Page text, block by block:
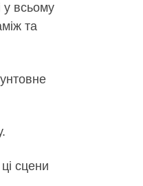
у всьому
та
сцени